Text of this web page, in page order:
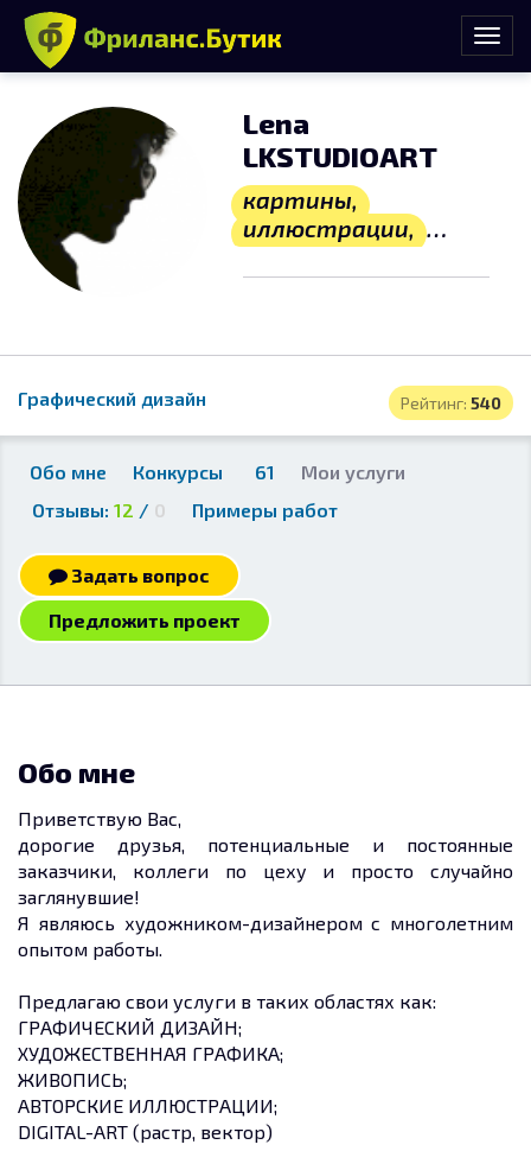
Lena
LKSTUDIOART
картины,
иллюстрации,
логотипы,
графический
Рейтинг: 540
Графический дизайн
Обо мне Конкурсы 61
Мои услуги
Отзывы: 12 / 0 Примеры работ
Задать вопрос
Предложить проект
Обо мне
Приветствую Вас,
дорогие друзья, потенциальные и постоянные
заказчики, коллеги по цеху и просто случайно
заглянувшие!
Я являюсь художником-дизайнером с многолетним
опытом работы.
Предлагаю свои услуги в таких областях как:
ГРАФИЧЕСКИЙ ДИЗАЙН;
ХУДОЖЕСТВЕННАЯ ГРАФИКА;
ЖИВОПИСЬ;
АВТОРСКИЕ ИЛЛЮСТРАЦИИ;
DIGITAL-ART (растр, вектор)